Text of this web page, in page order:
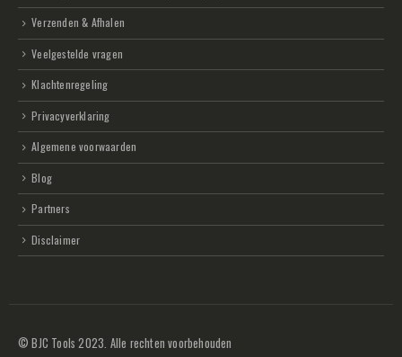
Verzenden & Afhalen
Veelgestelde vragen
Klachtenregeling
Privacyverklaring
Algemene voorwaarden
Blog
Partners
Disclaimer
© BJC Tools 2023. Alle rechten voorbehouden